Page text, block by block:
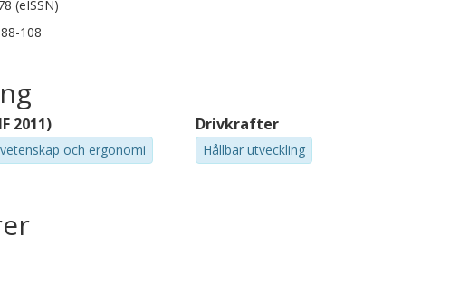
(eISSN)
88-108
2011)
och ergonomi
Drivkrafter
Hållbar utveckling